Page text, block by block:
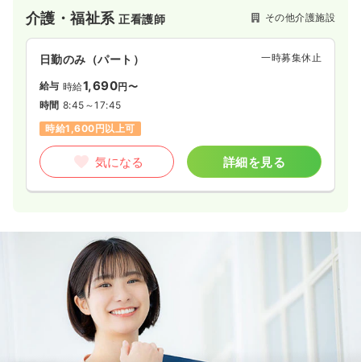
介護・福祉系正看護師 その他介護施設
日勤のみ（パート） 一時募集休止
給与 時給1,690円〜
時間 8:45～17:45
時給1,600円以上可
気になる 詳細を見る